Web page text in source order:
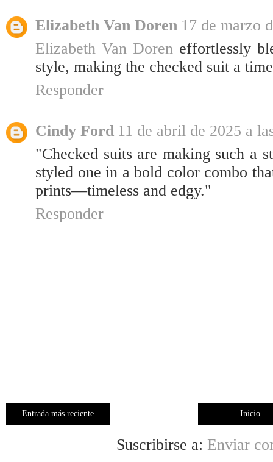
Elizabeth Van Doren 17 de marzo
Elizabeth Van Doreneffortlessly
style, making the checked suit a
Responder
Cindy Ford 11 de abril de 2025 a
"Checked suits are making such a
styled one in a bold color combo
prints—timeless and edgy."
Responder
Entrada más reciente Inicio
Suscribirse a: Enviar